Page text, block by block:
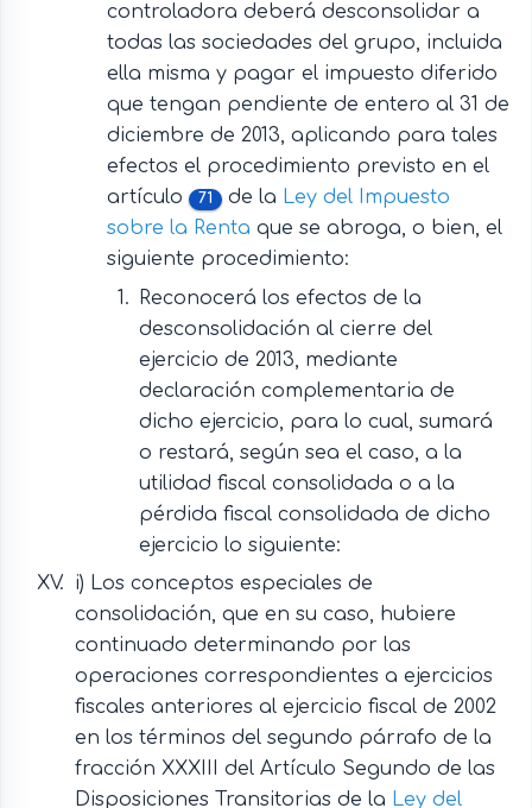
controladora deberá desconsolidar a
todas las sociedades del grupo, incluida
ella misma y pagar el impuesto diferido
que tengan pendiente de entero al 31 de
diciembre de 2013, aplicando para tales
efectos el procedimiento previsto en el
artículo
71 de la Ley del Impuesto
sobre la Renta que se abroga, o bien, el
siguiente procedimiento:
Reconocerá los efectos de la
desconsolidación al cierre del
ejercicio de 2013, mediante
declaración complementaria de
dicho ejercicio, para lo cual, sumará
o restará, según sea el caso, a la
utilidad fiscal consolidada o a la
pérdida fiscal consolidada de dicho
ejercicio lo siguiente:
i) Los conceptos especiales de
consolidación, que en su caso, hubiere
continuado determinando por las
operaciones correspondientes a ejercicios
fiscales anteriores al ejercicio fiscal de 2002
en los términos del segundo párrafo de la
fracción XXXIII del Artículo Segundo de las
Disposiciones Transitorias de la Ley del